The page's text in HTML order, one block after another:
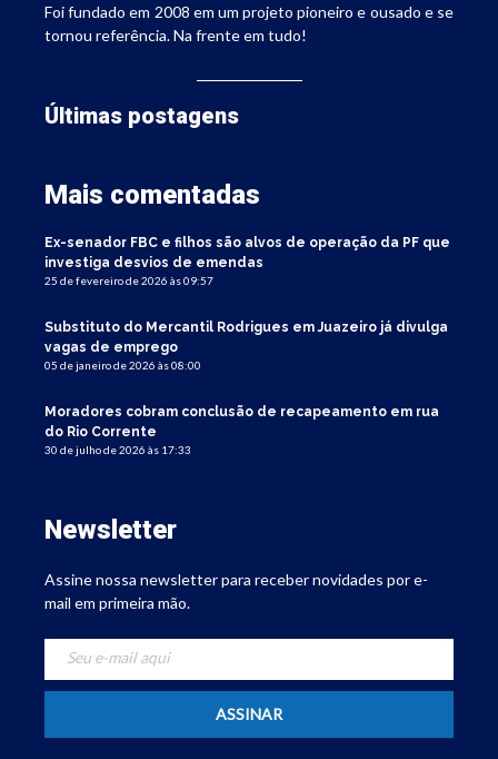
Foi fundado em 2008 em um projeto pioneiro e ousado e se
tornou referência. Na frente em tudo!
Últimas postagens
Mais comentadas
Ex-senador FBC e filhos são alvos de operação da PF que
investiga desvios de emendas
25 de fevereiro de 2026 às 09:57
Substituto do Mercantil Rodrigues em Juazeiro já divulga
vagas de emprego
05 de janeiro de 2026 às 08:00
Moradores cobram conclusão de recapeamento em rua
do Rio Corrente
30 de julho de 2026 às 17:33
Newsletter
Assine nossa newsletter para receber novidades por e-
mail em primeira mão.